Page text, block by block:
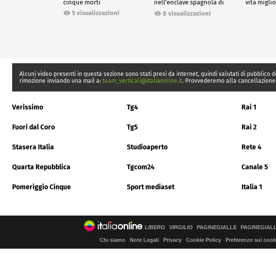
cinque morti
5 visualizzazioni
nell'enclave spagnola di
Ceuta8 visualizzazioni
vita
Alcuni video presenti in questa sezione sono stati presi da internet, quindi valutati di
rimozione inviando una mail a: team_verticali@italiaonline.it. Provvederemo alla
Verissimo Tg4 Rai 1
Fuori dal Coro Tg5 Rai 2
Stasera Italia Studioaperto Rete 4
Quarta Repubblica Tgcom24 Canale 5
Pomeriggio Cinque Sport mediaset Italia 1
LIBERO VIRGILIO PAGINEGIALLE
Chi siamo Note Legali Privacy Cookie Policy Preferenze sui